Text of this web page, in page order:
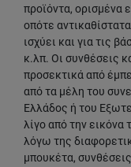
προϊόντα, ορισμένα
οπότε
ισχύει και για τις
κ.λπ. Οι συνθέσεις
προσεκτικά από
από τα μέλη του
Ελλάδος ή του
λίγο από την εικόνα
λόγω της
μπουκέτα,